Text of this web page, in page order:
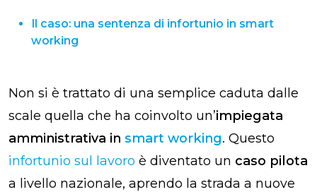
Il caso: una sentenza di infortunio in smart
working​
Non si è trattato di una semplice caduta dalle
scale quella che ha coinvolto un’impiegata
amministrativa in smart working. Questo
infortunio sul lavoro è diventato un caso pilota
a livello nazionale, aprendo la strada a nuove